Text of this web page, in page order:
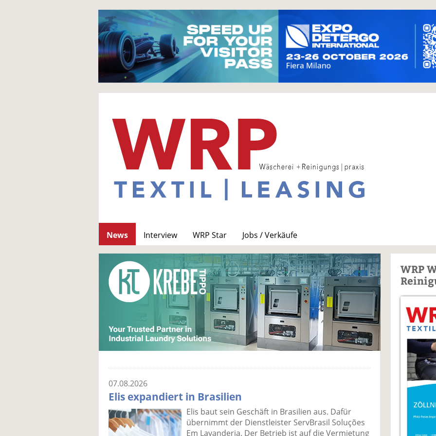
News Interview WRP Star
Jobs / Verkäufe
07.08.2026
Elis expandiert in Brasilien
Elis baut sein Geschäft in Brasilien aus. Dafür
übernimmt der Dienstleister ServBrasil Soluções
Em Lavanderia. Der Betrieb ist auf die Vermietung
WRP